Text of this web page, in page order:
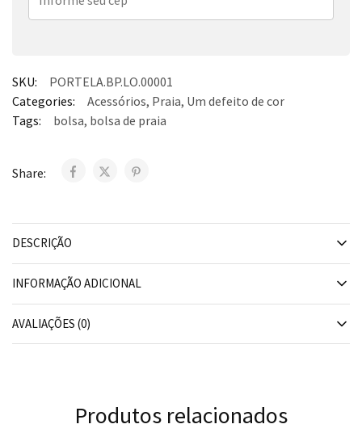
SKU:
PORTELA.BP.LO.00001
Categories:
Acessórios, Praia, Um defeito de cor
Tags:
bolsa, bolsa de praia
Share:
DESCRIÇÃO
INFORMAÇÃO ADICIONAL
AVALIAÇÕES (0)
Produtos relacionados